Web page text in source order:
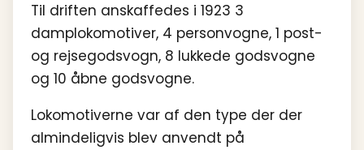
Til driften anskaffedes i 1923 3
damplokomotiver, 4 personvogne, 1 post-
og rejsegodsvogn, 8 lukkede godsvogne
og 10 åbne godsvogne.
Lokomotiverne var af den type der der
almindeligvis blev anvendt på